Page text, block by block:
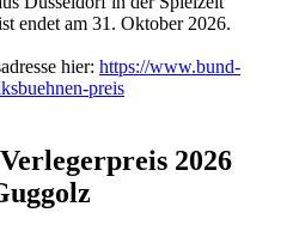
endet am 31. Oktober 2026.
hier: https://www.bund-
preis
2026